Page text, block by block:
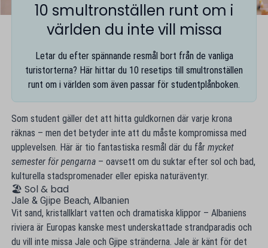
10 smultronställen runt om i
världen du inte vill missa
Letar du efter spännande resmål bort från de vanliga
turistorterna? Här hittar du 10 resetips till smultronställen
runt om i världen som även passar för studentplånboken.
Som student gäller det att hitta guldkornen där varje krona
räknas – men det betyder inte att du måste kompromissa med
upplevelsen. Här är tio fantastiska resmål där du får mycket
semester för pengarna– oavsett om du suktar efter sol och bad,
kulturella stadspromenader eller episka naturäventyr.
🏖 Sol & bad
Jale & Gjipe Beach, Albanien
Vit sand, kristallklart vatten och dramatiska klippor – Albaniens
riviera är Europas kanske mest underskattade strandparadis och
du vill inte missa Jale och Gjipe stränderna. Jale är känt för det